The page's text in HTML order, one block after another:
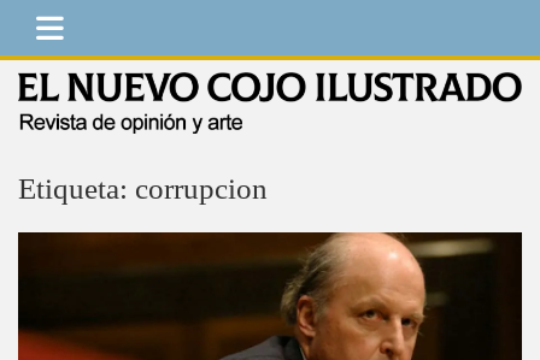
Saltar
contenido
Etiqueta: corrupcion